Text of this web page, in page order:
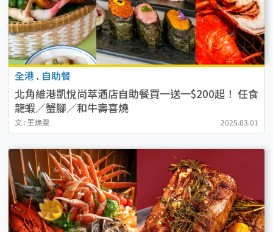
全港 . 自助餐
北角維港凱悅尚萃酒店自助餐買一送一$200起！ 任食
龍蝦／蟹腳／和牛壽喜燒
文 : 王煥雯 2025.03.01